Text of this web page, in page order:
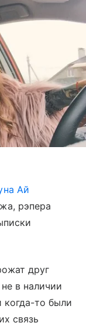
Ай
рэпера
друг
в наличии
когда-то были
связь